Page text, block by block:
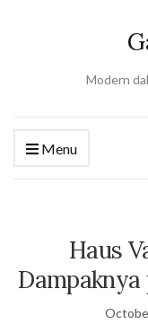
Modern
Menu
Haus